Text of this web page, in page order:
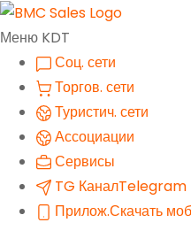
Меню KDT
Соц. сети
Торгов. сети
Туристич. сети
Ассоциации
Сервисы
TG КаналTelegram
Прилож.Скачать